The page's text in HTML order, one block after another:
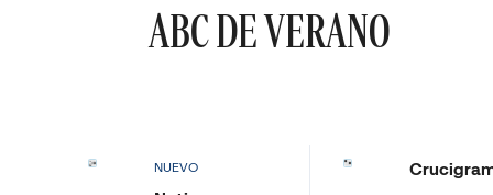
ABC DE VERANO
NUEVO